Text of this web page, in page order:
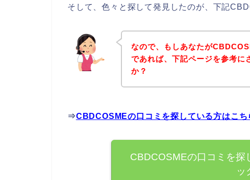
そして、色々と探して発見したのが、下記
なので、もしあなたが
であれば、下記ページを参考に
か？
⇒CBDCOSMEの口コミを探している方はこち
CBDCOSMEの口コミを探
ッ